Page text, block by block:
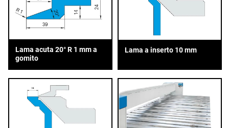
Lama acuta 20° R 1 mm a
gomito
Lama a inserto 10 mm